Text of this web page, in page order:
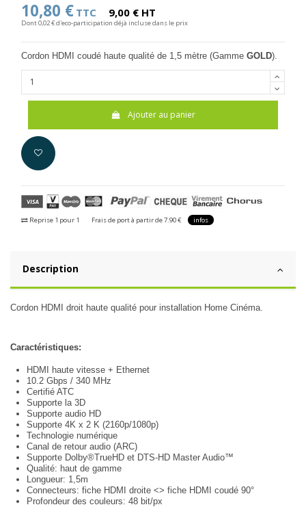
10,80 € TTC 9,00 € HT
Dont 0,02 € d'eco-participation déjà incluse dans le prix
Cordon HDMI coudé haute qualité de 1,5 mètre (Gamme GOLD).
Ajouter au panier
Reprise 1 pour 1 Frais de port à partir de 7.90 € infos
Description
Cordon HDMI droit haute qualité pour installation Home Cinéma.
Caractéristiques:
HDMI haute vitesse + Ethernet
10.2 Gbps / 340 MHz
Certifié ATC
Supporte la 3D
Supporte audio HD
Supporte 4K x 2 K (2160p/1080p)
Technologie numérique
Canal de retour audio (ARC)
Supporte Dolby®TrueHD et DTS-HD Master Audio™
Qualité: haut de gamme
Longueur: 1,5m
Connecteurs: fiche HDMI droite <> fiche HDMI coudé 90°
Profondeur des couleurs: 48 bit/px